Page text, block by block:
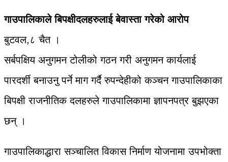
गाउपालिकाले बिपक्षीदलहरुलाई बेवास्ता गरेको आरोप
बुटवल,८ चैत ।
सर्बपक्षिय अनुगमन टोलीको गठन गरी अनुगमन कार्यलाई
पारदर्शी बनाउनु पर्ने माग गर्दै रुपन्देहीको कञ्चन गाउपालिकाका
बिपक्षी राजनीतिक दलहरुले गाउपालिकामा ज्ञापनपत्र बुझएका
छन् ।
गाउपालिकाद्धारा सञ्चालित विकास निर्माण योजनामा उपभोक्ता